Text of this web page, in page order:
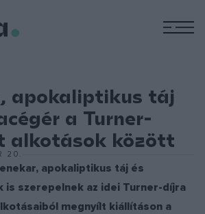
apokaliptikus táj
a Turner-
alkotások között
20.
apokaliptikus táj és
szerepelnek az idei Turner-díjra
megnyílt kiállításon a